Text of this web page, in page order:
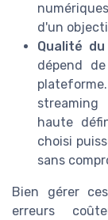
d'un
Qualité
dépend
haute
choisi
sans
Bien gérer
erreurs